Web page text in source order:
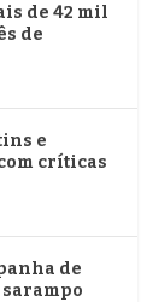
de 42 mil
de
e
críticas
de